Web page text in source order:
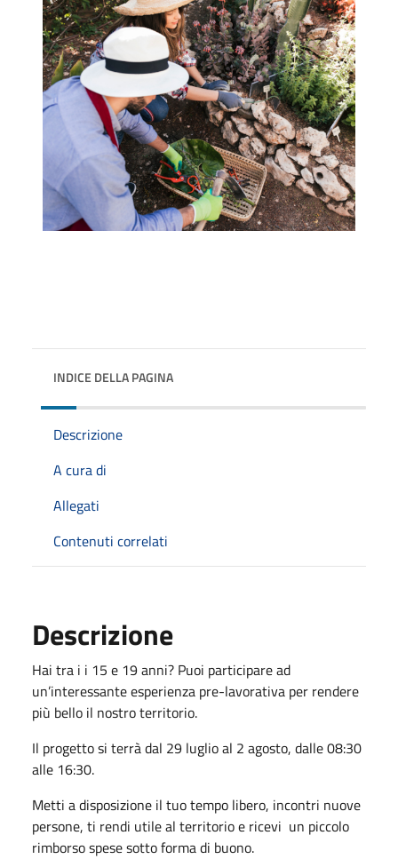
INDICE DELLA PAGINA
Descrizione
A cura di
Allegati
Contenuti correlati
Descrizione
Hai tra i i 15 e 19 anni? Puoi participare ad
un’interessante esperienza pre-lavorativa per rendere
più bello il nostro territorio.
Il progetto si terrà dal 29 luglio al 2 agosto, dalle 08:30
alle 16:30.
Metti a disposizione il tuo tempo libero, incontri nuove
persone, ti rendi utile al territorio e ricevi un piccolo
rimborso spese sotto forma di buono.